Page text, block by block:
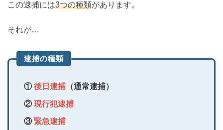
この逮捕には3つの種類があります。
それが…
逮捕の種類
①後日逮捕（通常逮捕）
②現行犯逮捕
③ 緊急逮捕